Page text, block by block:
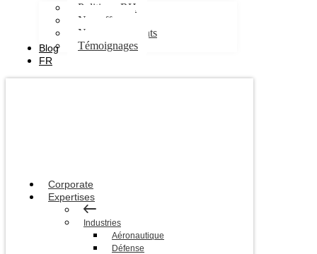
Politique RH
Nos offres
Nos engagements
Témoignages
Blog
FR
Corporate
Expertises
Industries
Aéronautique
Défense